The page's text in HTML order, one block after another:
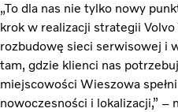
„To dla nas nie tylko nowy
krok w realizacji strategii Volvo
rozbudowę sieci serwisowej i
tam, gdzie klienci nas
miejscowości Wieszowa
nowoczesności i lokalizacji,” –